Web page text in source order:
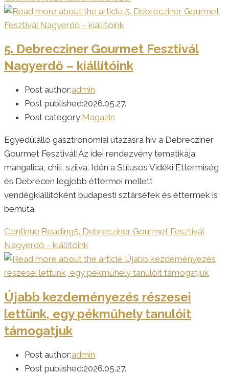
5. Debrecziner Gourmet Fesztivál
Nagyerdő – kiállítóink
Post author:admin
Post published:2026.05.27.
Post category:Magazin
Egyedülálló gasztronómiai utazásra hív a Debrecziner
Gourmet Fesztivál!Az idei rendezvény tematikája:
mangalica, chili, szilva. Idén a Stílusos Vidéki Éttermiség
és Debrecen legjobb éttermei mellett
vendégkiállítóként budapesti sztárséfek és éttermek is
bemuta
Continue Reading5. Debrecziner Gourmet Fesztivál
Nagyerdő – kiállítóink
Újabb kezdeményezés részesei
lettünk, egy pékműhely tanulóit
támogatjuk
Post author:admin
Post published:2026.05.27.